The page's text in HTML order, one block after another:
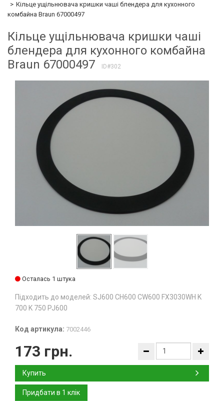
Кільце ущільнювача кришки чаші блендера для кухонного
комбайна Braun 67000497
Кільце ущільнювача кришки чаші
блендера для кухонного комбайна
Braun 67000497
ID#302
Осталась 1 штука
Підходить до моделей: SJ600 CH600 CW600 FX3030WH K
700 K 750 PJ600
Код артикула: 7002446
173 грн.
Купить